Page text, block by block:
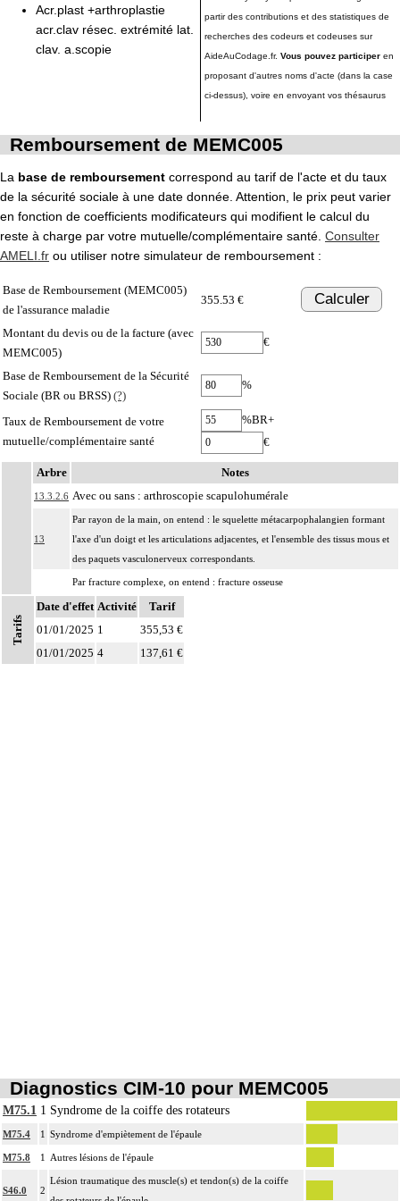
Acr.plast +arthroplastie
acr.clav résec. extrémité lat.
clav. a.scopie
partir des contributions et des statistiques de
recherches des codeurs et codeuses sur
AideAuCodage.fr. Vous pouvez participer en
proposant d'autres noms d'acte (dans la case
ci-dessus), voire en envoyant vos thésaurus
Remboursement de MEMC005
La base de remboursement correspond au tarif de l'acte et du taux
de la sécurité sociale à une date donnée. Attention, le prix peut varier
en fonction de coefficients modificateurs qui modifient le calcul du
reste à charge par votre mutuelle/complémentaire santé. Consulter
AMELI.fr ou utiliser notre simulateur de remboursement :
Base de Remboursement (MEMC005)
de l'assurance maladie
355.53 € Calculer
Montant du devis ou de la facture (avec
MEMC005)
€
Base de Remboursement de la Sécurité
Sociale (BR ou BRSS) (?)
%
Taux de Remboursement de votre
mutuelle/complémentaire santé
%BR+
€
Arbre Notes
13.3.2.6 Avec ou sans : arthroscopie scapulohumérale
13
Par rayon de la main, on entend : le squelette métacarpophalangien formant
l'axe d'un doigt et les articulations adjacentes, et l'ensemble des tissus mous et
des paquets vasculonerveux correspondants.
13
Par fracture complexe, on entend : fracture osseuse
- comportant au moins 3 fragments principaux,
- incoercible après réduction,
13
fixation osseuse par voie transcutanée ou avec abord à distance, sans
exposition du foyer de fracture.
Par ostéotomie complexe, on entend : ostéotomie multidirectionnelle.
13
Par ostéotomie simple, on entend : ostéotomie unidirectionnelle ou rotatoire
isolée, pour réaxation ou raccourcissement.
13
La suture de muscle ou de tendon inclut l'immobilisation par appareillage
Tarifs
Date d'effet Activité
Tarif
01/01/2025 1
355,53 €
01/01/2025 4 137,61 €
Diagnostics CIM-10 pour MEMC005
M75.1 1 Syndrome de la coiffe des rotateurs
M75.4 1 Syndrome d'empiètement de l'épaule
M75.8 1 Autres lésions de l'épaule
S46.0 2
Lésion traumatique des muscle(s) et tendon(s) de la coiffe